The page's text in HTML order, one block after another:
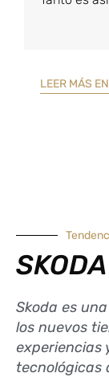
LEER MÁS
SKODA
Skoda es
los nuevos
experiencias
tecnológicas